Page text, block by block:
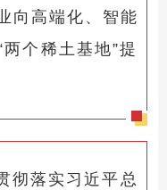
向高端化、智能
个稀土基地”提
彻落实习近平总